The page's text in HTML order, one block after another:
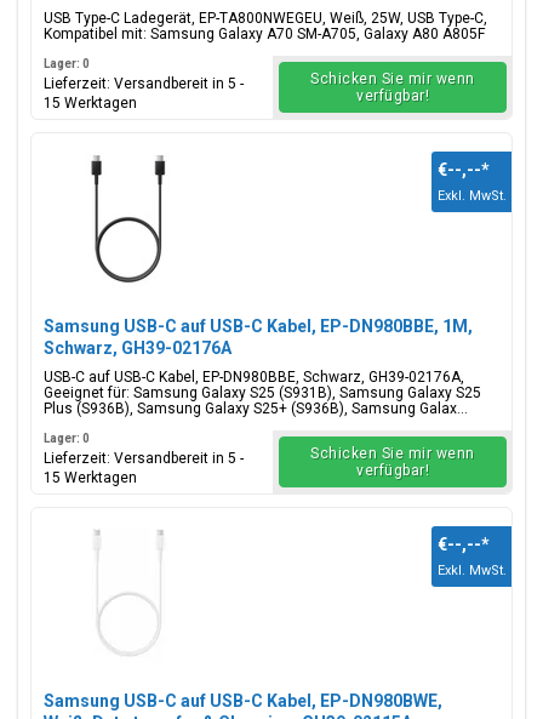
USB Type-C Ladegerät, EP-TA800NWEGEU, Weiß, 25W, USB Type-C,
Kompatibel mit: Samsung Galaxy A70 SM-A705, Galaxy A80 A805F
Lager: 0
Lieferzeit: Versandbereit in 5 -
15 Werktagen
Schicken Sie mir wenn
verfügbar!
Samsung USB-C auf USB-C Kabel, EP-DN980BBE, 1M,
Schwarz, GH39-02176A
USB-C auf USB-C Kabel, EP-DN980BBE, Schwarz, GH39-02176A,
Geeignet für: Samsung Galaxy S25 (S931B), Samsung Galaxy S25
Plus (S936B), Samsung Galaxy S25+ (S936B), Samsung Galax...
€--,--*
Exkl. MwSt.
Lager: 0
Lieferzeit: Versandbereit in 5 -
15 Werktagen
Schicken Sie mir wenn
verfügbar!
Samsung USB-C auf USB-C Kabel, EP-DN980BWE,
€--,--*
Exkl. MwSt.